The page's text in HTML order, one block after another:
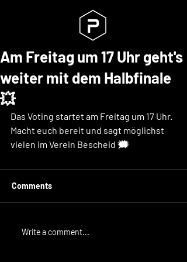
Am Freitag um 17 Uhr geht's
weiter mit dem Halbfinale
💥
Das Voting startet am Freitag um 17 Uhr.
Macht euch bereit und sagt möglichst
vielen im Verein Bescheid 🗯
Comments
Write a comment...